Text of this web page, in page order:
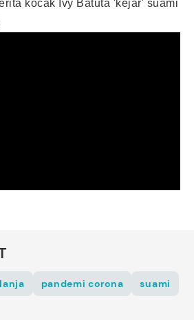
kocak Ivy Batuta 'kejar' suami
pandemi corona
suami